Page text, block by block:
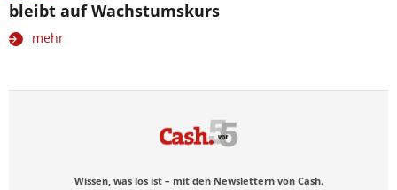
bleibt auf Wachstumskurs
mehr
Wissen, was los ist – mit den Newslettern von Cash.